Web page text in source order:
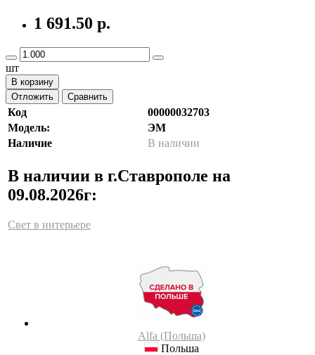
1 691.50 р.
шт
В корзину
Отложить
Сравнить
Код
00000032703
Модель:
ЭМ
Наличие
В наличии
В наличии в г.Ставрополе на
09.08.2026г:
Свет в интерьере
Alfa (Польша)
Польша